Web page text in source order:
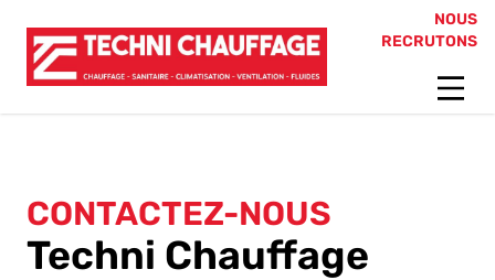
NOUS
RECRUTONS
CONTACTEZ-NOUS
Techni Chauffage